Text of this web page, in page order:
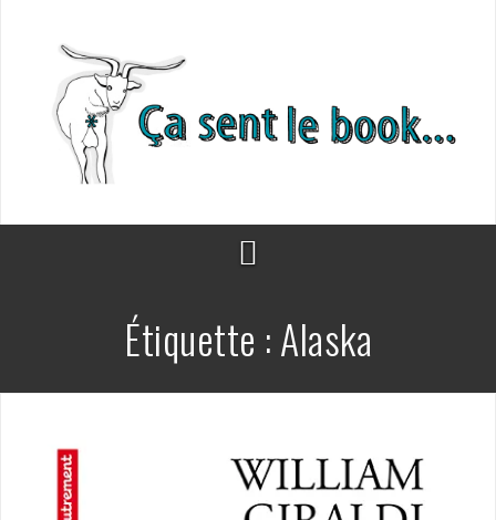
Étiquette :Alaska